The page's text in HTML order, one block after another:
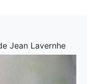
Jean Lavernhe